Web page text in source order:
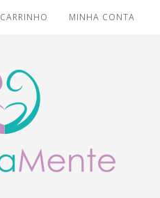
CARRINHO MINHA CONTA